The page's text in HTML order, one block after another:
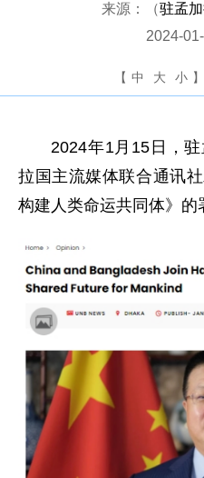
来源：（驻孟
2024-
【 中 大 小 】
2024年1月15日，
拉国主流媒体联合通讯
构建人类命运共同体》的